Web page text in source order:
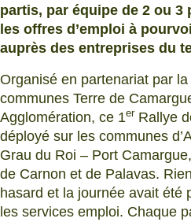
partis, par équipe de 2 ou 3
les offres d’emploi à
auprès des entreprises du
Organisé en partenariat par
communes Terre de
Agglomération, ce 1er Rallye
déployé sur les communes
Grau du Roi – Port
de Carnon et de Palavas.
hasard et la journée avait été
les services emploi. Chaque